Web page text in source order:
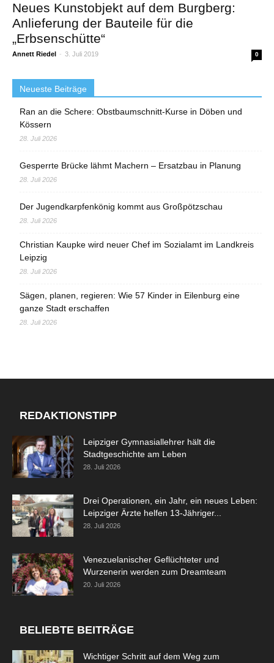
Neues Kunstobjekt auf dem Burgberg:
Anlieferung der Bauteile für die
„Erbsenschütte“
Annett Riedel - 3. Juli 2019 0
Neueste Beiträge
Ran an die Schere: Obstbaumschnitt-Kurse in Döben und
Kössern
28. Juli 2026
Gesperrte Brücke lähmt Machern – Ersatzbau in Planung
28. Juli 2026
Der Jugendkarpfenkönig kommt aus Großpötzschau
28. Juli 2026
Christian Kaupke wird neuer Chef im Sozialamt im Landkreis
Leipzig
28. Juli 2026
Sägen, planen, regieren: Wie 57 Kinder in Eilenburg eine
ganze Stadt erschaffen
28. Juli 2026
REDAKTIONSTIPP
Leipziger Gymnasiallehrer hält die
Stadtgeschichte am Leben
28. Juli 2026
Drei Operationen, ein Jahr, ein neues Leben:
Leipziger Ärzte helfen 13-Jähriger...
28. Juli 2026
Venezuelanischer Geflüchteter und
Wurzenerin werden zum Dreamteam
20. Juli 2026
BELIEBTE BEITRÄGE
Wichtiger Schritt auf dem Weg zum